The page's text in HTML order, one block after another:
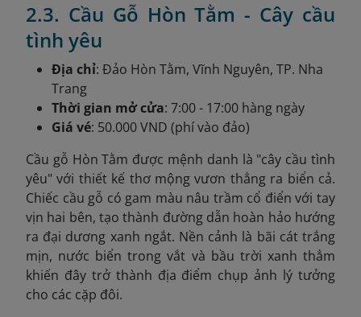
2.3. Cầu Gỗ Hòn Tằm - Cây cầu
tình yêu
Địa chỉ: Đảo Hòn Tằm, Vĩnh Nguyên, TP. Nha
Trang
Thời gian mở cửa: 7:00 - 17:00 hàng ngày
Giá vé: 50.000 VND (phí vào đảo)
Cầu gỗ Hòn Tằm được mệnh danh là "cây cầu tình
yêu" với thiết kế thơ mộng vươn thẳng ra biển cả.
Chiếc cầu gỗ có gam màu nâu trầm cổ điển với tay
vịn hai bên, tạo thành đường dẫn hoàn hảo hướng
ra đại dương xanh ngắt. Nền cảnh là bãi cát trắng
mịn, nước biển trong vắt và bầu trời xanh thẳm
khiến đây trở thành địa điểm chụp ảnh lý tưởng
cho các cặp đôi.